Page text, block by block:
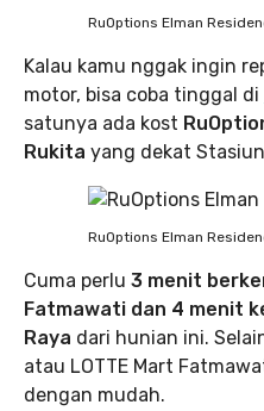
RuOptions Elman
Kalau kamu nggak ingin
motor, bisa coba tinggal di
satunya ada kost
Rukita yang dekat Stasiun
RuOptions Elman
Cuma perlu 3 menit
Fatmawati dan 4 menit
Raya dari hunian ini.
atau LOTTE Mart
dengan mudah.